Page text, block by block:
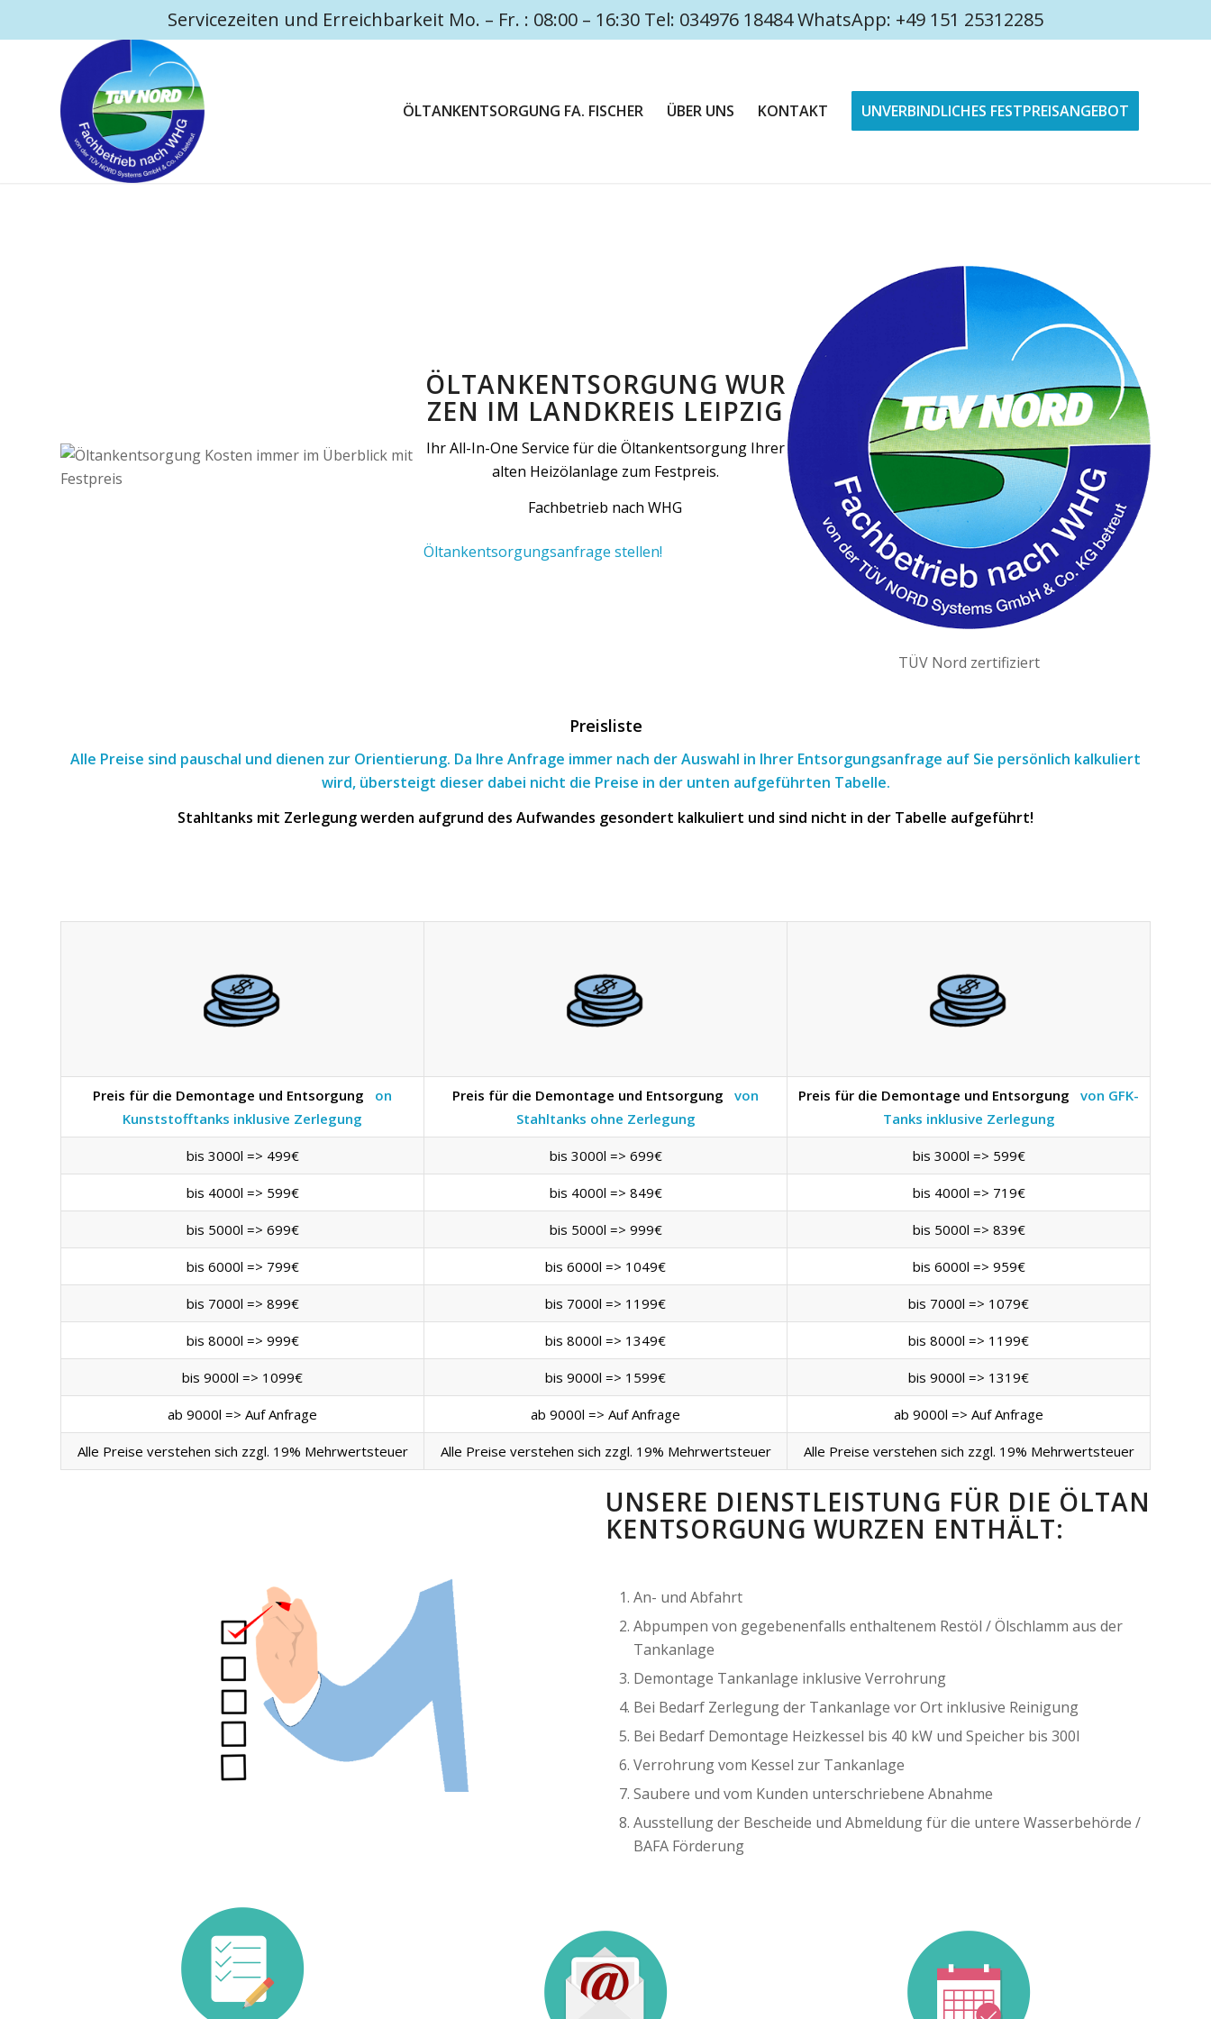
Servicezeiten und Erreichbarkeit Mo. – Fr. : 08:00 – 16:30 Tel: 034976 18484 WhatsApp: +49 151 25312285
ÖLTANKENTSORGUNG FA. FISCHER ÜBER UNS KONTAKT UNVERBINDLICHES FESTPREISANGEBOT
ÖLTANKENTSORGUNG WUR
ZEN IM LANDKREIS LEIPZIG
Ihr All-In-One Service für die Öltankentsorgung Ihrer
alten Heizölanlage zum Festpreis.
Fachbetrieb nach WHG
Öltankentsorgungsanfrage stellen!
TÜV Nord zertifiziert
Preisliste
Alle Preise sind pauschal und dienen zur Orientierung. Da Ihre Anfrage immer nach der Auswahl in Ihrer Entsorgungsanfrage auf Sie persönlich kalkuliert
wird, übersteigt dieser dabei nicht die Preise in der unten aufgeführten Tabelle.
Stahltanks mit Zerlegung werden aufgrund des Aufwandes gesondert kalkuliert und sind nicht in der Tabelle aufgeführt!
Preis für die Demontage und Entsorgung
on
Kunststofftanks inklusive Zerlegung
Preis für die Demontage und Entsorgung
von
Stahltanks ohne Zerlegung
Preis für die Demontage und Entsorgung
von GFK-
Tanks inklusive Zerlegung
bis 3000l => 499€ bis 3000l => 699€ bis 3000l => 599€
bis 4000l => 599€ bis 4000l => 849€ bis 4000l => 719€
bis 5000l => 699€ bis 5000l => 999€ bis 5000l => 839€
bis 6000l => 799€ bis 6000l => 1049€ bis 6000l => 959€
bis 7000l => 899€ bis 7000l => 1199€ bis 7000l => 1079€
bis 8000l => 999€ bis 8000l => 1349€ bis 8000l => 1199€
bis 9000l => 1099€ bis 9000l => 1599€ bis 9000l => 1319€
ab 9000l => Auf Anfrage ab 9000l => Auf Anfrage ab 9000l => Auf Anfrage
Alle Preise verstehen sich zzgl. 19% Mehrwertsteuer Alle Preise verstehen sich zzgl. 19% Mehrwertsteuer Alle Preise verstehen sich zzgl. 19% Mehrwertsteuer
UNSERE DIENSTLEISTUNG FÜR DIE ÖLTAN
KENTSORGUNG WURZEN ENTHÄLT:
An- und Abfahrt
Abpumpen von gegebenenfalls enthaltenem Restöl / Ölschlamm aus der
Tankanlage
Demontage Tankanlage inklusive Verrohrung
Bei Bedarf Zerlegung der Tankanlage vor Ort inklusive Reinigung
Bei Bedarf Demontage Heizkessel bis 40 kW und Speicher bis 300l
Verrohrung vom Kessel zur Tankanlage
Saubere und vom Kunden unterschriebene Abnahme
Ausstellung der Bescheide und Abmeldung für die untere Wasserbehörde /
BAFA Förderung